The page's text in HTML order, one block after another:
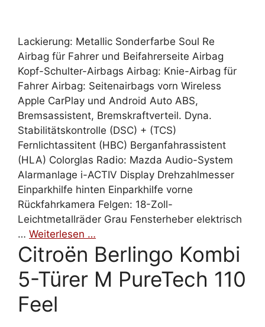
Lackierung: Metallic Sonderfarbe Soul Re
Airbag für Fahrer und Beifahrerseite Airbag
Kopf-Schulter-Airbags Airbag: Knie-Airbag für
Fahrer Airbag: Seitenairbags vorn Wireless
Apple CarPlay und Android Auto ABS,
Bremsassistent, Bremskraftverteil. Dyna.
Stabilitätskontrolle (DSC) + (TCS)
Fernlichtassitent (HBC) Berganfahrassistent
(HLA) Colorglas Radio: Mazda Audio-System
Alarmanlage i-ACTIV Display Drehzahlmesser
Einparkhilfe hinten Einparkhilfe vorne
Rückfahrkamera Felgen: 18-Zoll-
Leichtmetallräder Grau Fensterheber elektrisch
… Weiterlesen …
Citroën Berlingo Kombi
5-Türer M PureTech 110
Feel